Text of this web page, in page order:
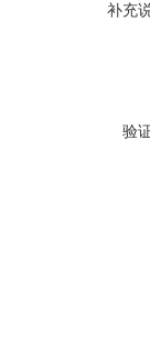
补充
验